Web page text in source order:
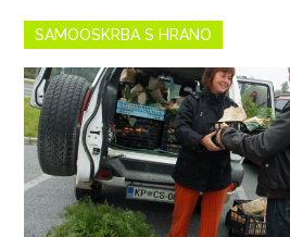
SAMOOSKRBA S HRANO